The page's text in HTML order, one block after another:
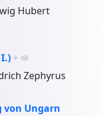
Hubert
+
Zephyrus
von Ungarn